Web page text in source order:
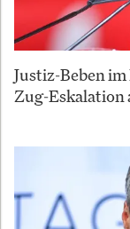
Justiz-Beben
Zug-Eskalation